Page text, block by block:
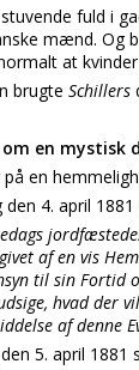
fuld i
mænd. Og
at
brugte Schillers
en mystisk
på en
den 4. april 1881
af en vis
til sin Fortid
hvad der
af denne
5. april 1881